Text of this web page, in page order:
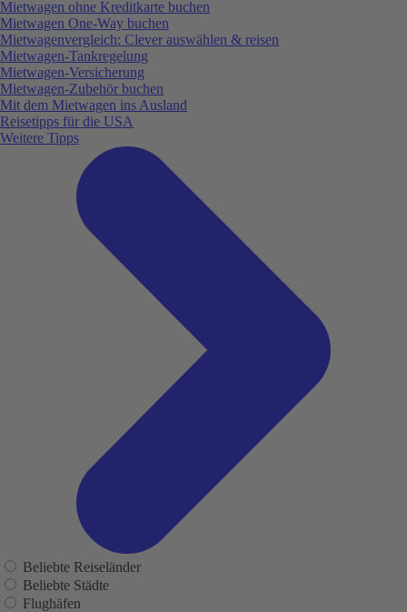
Mietwagen ohne Kreditkarte buchen
Mietwagen One-Way buchen
Mietwagenvergleich: Clever auswählen & reisen
Mietwagen-Tankregelung
Mietwagen-Versicherung
Mietwagen-Zubehör buchen
Mit dem Mietwagen ins Ausland
Reisetipps für die USA
Weitere Tipps
Beliebte Reiseländer
Beliebte Städte
Flughäfen